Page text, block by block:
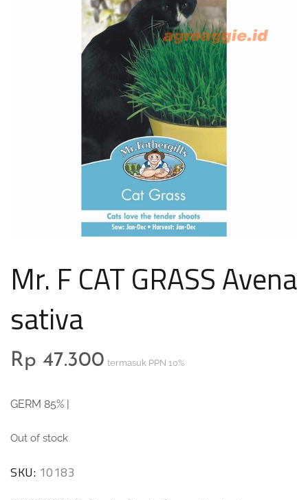
Mr. F CAT GRASS Avena
sativa
Rp 47.300 termasuk PPN 10%
GERM 85% |
Out of stock
SKU: 10183